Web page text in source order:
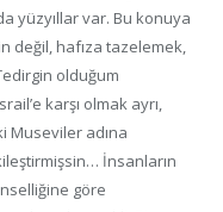
yüzyıllar var. Bu konuya
değil, hafıza tazelemek,
olduğum
karşı olmak ayrı,
Museviler adına
İnsanların
göre